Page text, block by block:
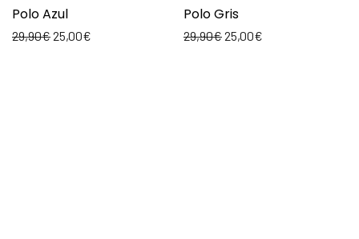
Polo Azul
29,90€25,00€
Polo Gris
29,90€25,00€